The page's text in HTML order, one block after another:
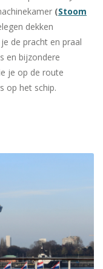
(Stoom
dekken
de pracht en praal
en bijzondere
je op de route
op het schip.